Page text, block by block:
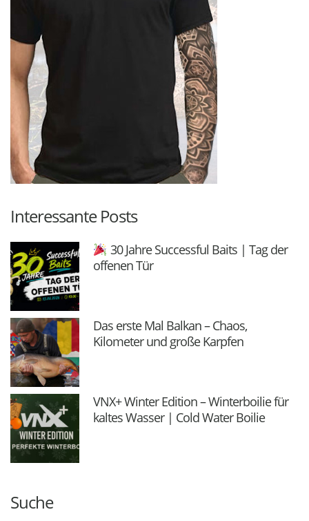
Interessante Posts
30 Jahre Successful Baits | Tag der
offenen Tür
Das erste Mal Balkan – Chaos,
Kilometer und große Karpfen
VNX+ Winter Edition – Winterboilie für
kaltes Wasser | Cold Water Boilie
Suche